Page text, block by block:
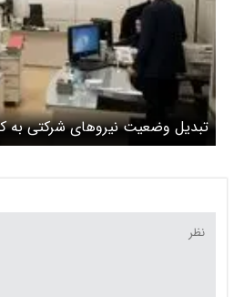
تبدیل وضعیت نیروهای شرکتی به